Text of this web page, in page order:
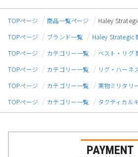
TOPページ 商品一覧ページ
Haley
TOPページ
ブランド一覧 Haley Strategic
TOPページ
カテゴリー一覧 ベスト・リグ
TOPページ
カテゴリー一覧 リグ・ハーネ
TOPページ
カテゴリー一覧 実物ミリタリ
TOPページ
カテゴリー一覧 タクティカル
PAYMENT